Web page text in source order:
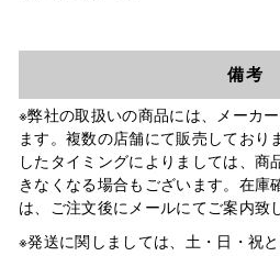
備考
※弊社の取扱いの商品には、メーカ
ます。複数の店舗にて販売しており
したタイミングによりましては、商
きなくなる場合もございます。在庫
は、ご注文後にメールにてご案内致
※発送に関しましては、土・日・祝